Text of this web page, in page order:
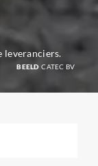
leveranciers.
BEELD CATEC BV